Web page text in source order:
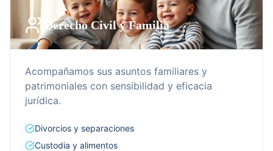
Derecho Civil y Familia
Acompañamos sus asuntos familiares y
patrimoniales con sensibilidad y eficacia
jurídica.
Divorcios y separaciones
Custodia y alimentos